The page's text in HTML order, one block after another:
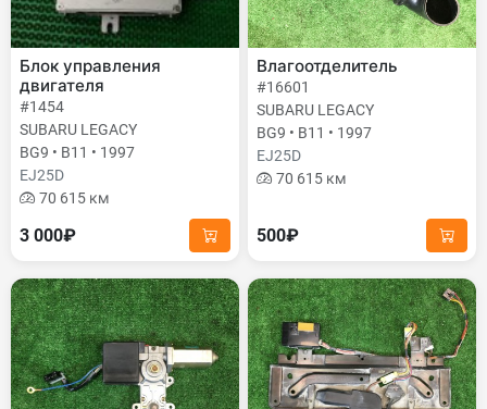
Блок управления
двигателя
#1454
SUBARU LEGACY
BG9 • B11 • 1997
EJ25D
70 615 км
3 000₽
Влагоотделитель
#16601
SUBARU LEGACY
BG9 • B11 • 1997
EJ25D
70 615 км
500₽